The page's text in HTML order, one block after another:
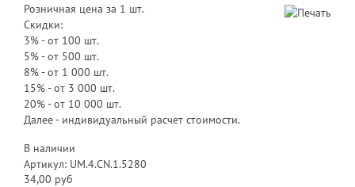
Розничная цена за 1 шт.
Скидки:
3% - от 100 шт.
5% - от 500 шт.
8% - от 1 000 шт.
15% - от 3 000 шт.
20% - от 10 000 шт.
Далее - индивидуальный расчет стоимости.
В наличии
Артикул: UM.4.CN.1.5280
34,00 руб